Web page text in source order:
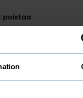
poistaa
ovat erilaisia.
selaimen